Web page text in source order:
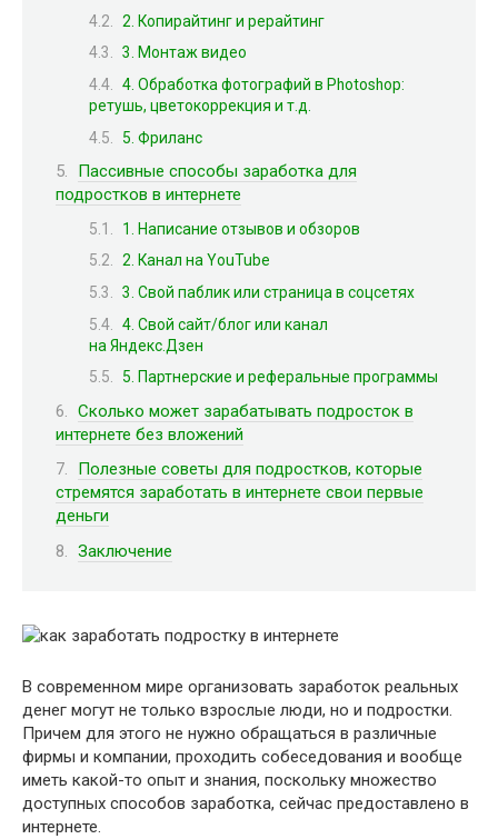
2. Копирайтинг и рерайтинг
3. Монтаж видео
4. Обработка фотографий в Photoshop:
ретушь, цветокоррекция и т.д.
5. Фриланс
Пассивные способы заработка для
подростков в интернете
1. Написание отзывов и обзоров
2. Канал на YouTube
3. Свой паблик или страница в соцсетях
4. Свой сайт/блог или канал
на Яндекс.Дзен
5. Партнерские и реферальные программы
Сколько может зарабатывать подросток в
интернете без вложений
Полезные советы для подростков, которые
стремятся заработать в интернете свои первые
деньги
Заключение
В современном мире организовать заработок реальных
денег могут не только взрослые люди, но и подростки.
Причем для этого не нужно обращаться в различные
фирмы и компании, проходить собеседования и вообще
иметь какой-то опыт и знания, поскольку множество
доступных способов заработка, сейчас предоставлено в
интернете.